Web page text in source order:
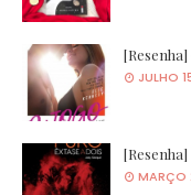
JULHO
MARÇO